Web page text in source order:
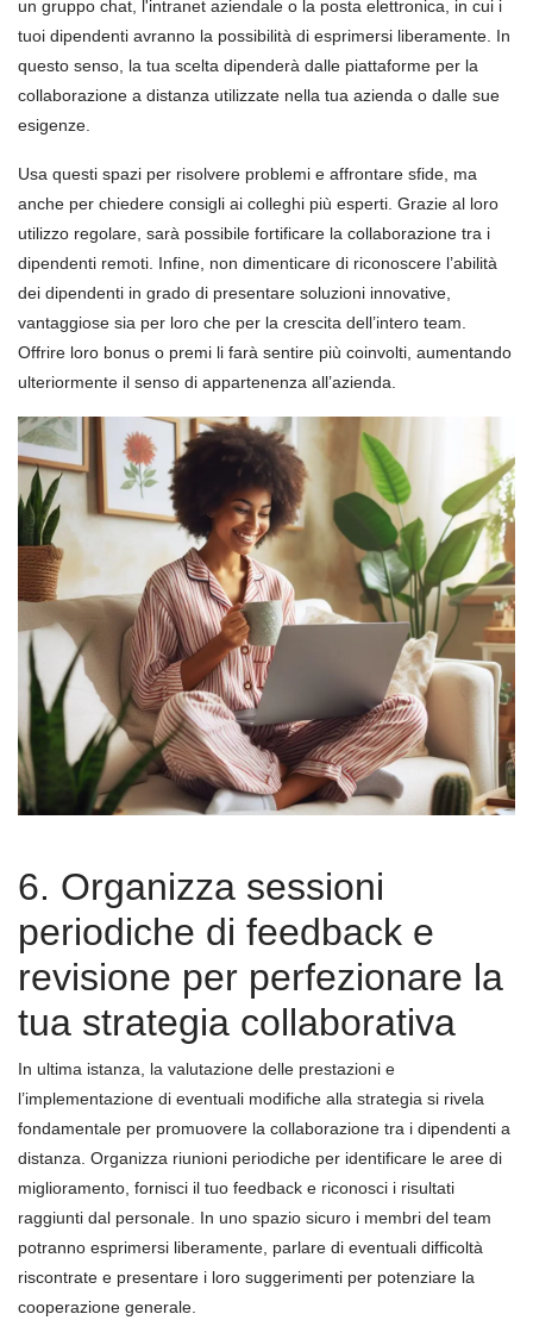
un gruppo chat, l'intranet aziendale o la posta elettronica, in cui i
tuoi dipendenti avranno la possibilità di esprimersi liberamente. In
questo senso, la tua scelta dipenderà dalle piattaforme per la
collaborazione a distanza utilizzate nella tua azienda o dalle sue
esigenze.
Usa questi spazi per risolvere problemi e affrontare sfide, ma
anche per chiedere consigli ai colleghi più esperti. Grazie al loro
utilizzo regolare, sarà possibile fortificare la collaborazione tra i
dipendenti remoti. Infine, non dimenticare di riconoscere l’abilità
dei dipendenti in grado di presentare soluzioni innovative,
vantaggiose sia per loro che per la crescita dell’intero team.
Offrire loro bonus o premi li farà sentire più coinvolti, aumentando
ulteriormente il senso di appartenenza all’azienda.
6. Organizza sessioni
periodiche di feedback e
revisione per perfezionare la
tua strategia collaborativa
In ultima istanza, la valutazione delle prestazioni e
l’implementazione di eventuali modifiche alla strategia si rivela
fondamentale per promuovere la collaborazione tra i dipendenti a
distanza. Organizza riunioni periodiche per identificare le aree di
miglioramento, fornisci il tuo feedback e riconosci i risultati
raggiunti dal personale. In uno spazio sicuro i membri del team
potranno esprimersi liberamente, parlare di eventuali difficoltà
riscontrate e presentare i loro suggerimenti per potenziare la
cooperazione generale.